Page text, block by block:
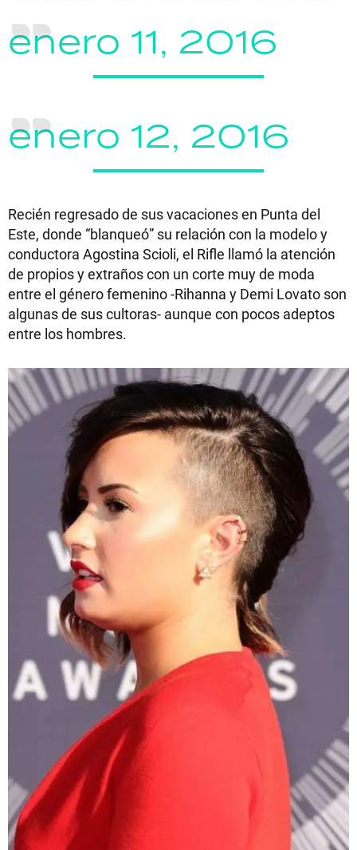
enero 11, 2016
enero 12, 2016
Recién regresado de sus vacaciones en Punta del
Este, donde “blanqueó” su relación con la modelo y
conductora Agostina Scioli, el Rifle llamó la atención
de propios y extraños con un corte muy de moda
entre el género femenino -Rihanna y Demi Lovato son
algunas de sus cultoras- aunque con pocos adeptos
entre los hombres.